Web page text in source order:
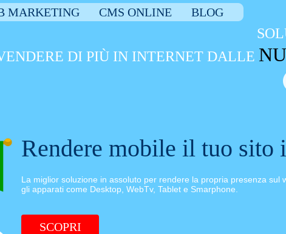
MARKETING CMS ONLINE
BLOG
DI PIÙ IN INTERNET DALLE
Rendere mobile il tuo sito
La miglior soluzione in assoluto per rendere la propria presenza sul
gli apparati come Desktop, WebTv, Tablet e Smarphone.
SCOPRI